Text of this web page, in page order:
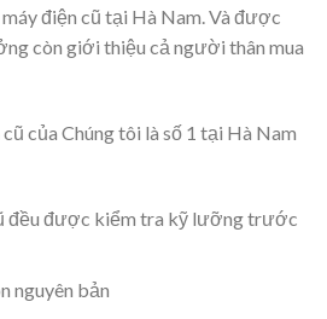
điện cũ tại Hà Nam. Và được
còn giới thiệu cả người thân mua
của Chúng tôi là số 1 tại Hà Nam
đều được kiểm tra kỹ lưỡng trước
nguyên bản